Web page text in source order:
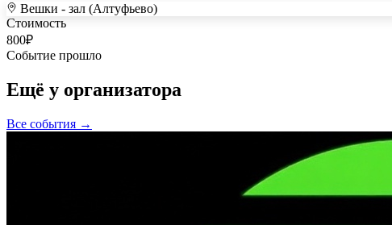
+
–
Вешки - зал (Алтуфьево)
Стоимость
800₽
Событие прошло
Ещё у организатора
Все события →